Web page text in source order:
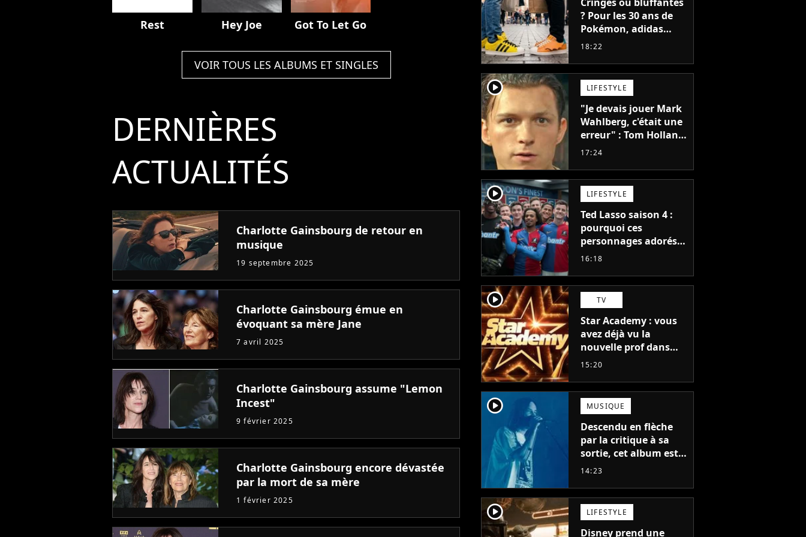
Rest Hey Joe Got To Let Go
VOIR TOUS LES ALBUMS ET SINGLES
DERNIÈRES
ACTUALITÉS
Charlotte Gainsbourg de retour en
musique
19 septembre 2025
Charlotte Gainsbourg émue en
évoquant sa mère Jane
7 avril 2025
Charlotte Gainsbourg assume "Lemon
Incest"
9 février 2025
Charlotte Gainsbourg encore dévastée
par la mort de sa mère
1 février 2025
? Pour les 30 ans de
Pokémon, adidas
dévoile une énorme
et je ne sais pas quoi
en penser
18:22
player2 LIFESTYLE
"Je devais jouer Mark
Wahlberg, c'était une
erreur" : Tom Holland,
la star de Spider-Man,
blockbuster
17:24
player2 LIFESTYLE
Ted Lasso saison 4 :
pourquoi ces
personnages adorés
des fans ne sont pas
16:18
player2 TV
Star Academy : vous
avez déjà vu la
nouvelle prof dans
The Voice et aux
15:20
player2 MUSIQUE
Descendu en flèche
par la critique à sa
sortie, cet album est
en train de devenir le
auteur
14:23
player2 LIFESTYLE
Disney prend une